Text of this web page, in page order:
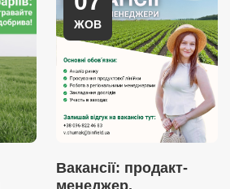
ЖОВ
Вакансії: продакт-
менеджер.